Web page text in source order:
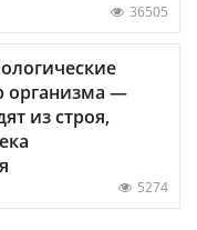
36505
организма —
из строя,
5274